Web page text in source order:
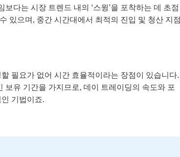
다는 시장 트렌드 내의 ‘스윙’을 포착하는 데 초점
있으며, 중간 시간대에서 최적의 진입 및 청산 지
필요가 없어 시간 효율적이라는 장점이 있습니다.
유 기간을 가지므로, 데이 트레이딩의 속도와 포
기법이죠.